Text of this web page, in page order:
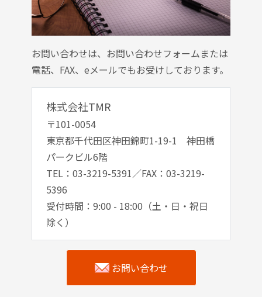
お問い合わせは、お問い合わせフォームまたは
電話、FAX、eメールでもお受けしております。
株式会社TMR
〒101-0054
東京都千代田区神田錦町1-19-1 神田橋
パークビル6階
TEL：03-3219-5391／FAX：03-3219-
5396
受付時間：9:00 - 18:00（土・日・祝日
除く）
お問い合わせ